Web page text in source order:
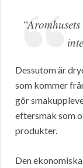
Dessutom är
som kommer
gör
eftersmak som
produkter.
Den